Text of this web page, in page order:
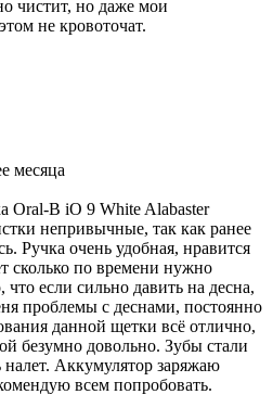
чистит, но даже мои
не кровоточат.
месяца
Oral-B iO 9 White Alabaster
непривычные, так как ранее
Ручка очень удобная, нравится
сколько по времени нужно
если сильно давить на десна,
проблемы с деснами, постоянно
данной щетки всё отлично,
безумно довольно. Зубы стали
налет. Аккумулятор заряжаю
всем попробовать.